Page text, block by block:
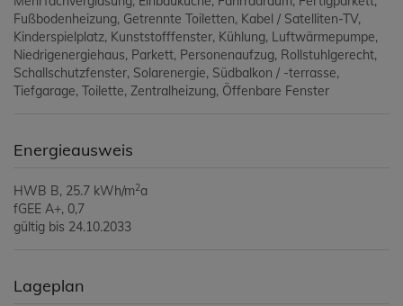
Fußbodenheizung Getrennte Toiletten Kabel / Satelliten-TV
Kinderspielplatz Kunststofffenster Kühlung Luftwärmepumpe
Niedrigenergiehaus Parkett Personenaufzug Rollstuhlgerecht
Schallschutzfenster Solarenergie Südbalkon / -terrasse
Tiefgarage Toilette Zentralheizung Öffenbare Fenster
Energieausweis
HWB B, 25.7 kWh/m2a
fGEE A+, 0,7
gültig bis 24.10.2033
Lageplan